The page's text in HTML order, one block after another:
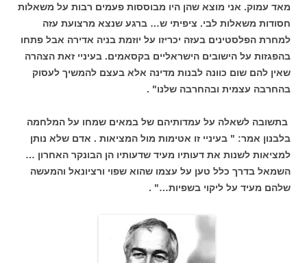
מאד עמוק. אני מוצא שהן היו מבוססות פעמים רבות על משאלות
חסודות משאלות לבי. ציפיתי ש… ברגע שנצא מרצועת עזה
למחרת הפלסטינים בעזה יכריזו על יוזמת בניה אדירה אבל פתחו
בהפגזות על הישובים הישראליים בקסאמים. בעיניי זאת הצהרה
שאין להם שום כוונה לבנות מדינה אלא בעצם להמשיך לעסוק
בהחרבה עצמית ובהחרבה שלנו" .
בתשובה לשאלה על עמדותיהם של במאים שמחו על המלחמה
בלבנון אמר: " בעיניי זו אטימות מול המציאות . אדם שלא נותן
למציאות לשנות את דעותיו מעיד שדעותיו הן הבונקר האחרון …
השמאל בדרך כלל טען על עצמו שהוא שפוי ורציונאל והמעשה
שלהם מעיד על ליקוי בשפיות…" .